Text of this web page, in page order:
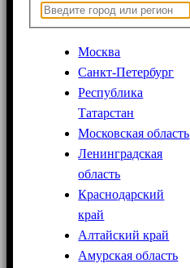
Москва
Санкт-Петербург
Республика
Татарстан
Московская область
Ленинградская
область
Краснодарский
край
Алтайский край
Амурская область